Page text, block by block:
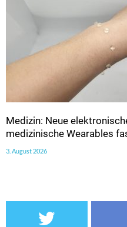
Medizin: Neue
medizinische Wearables
3. August 2026